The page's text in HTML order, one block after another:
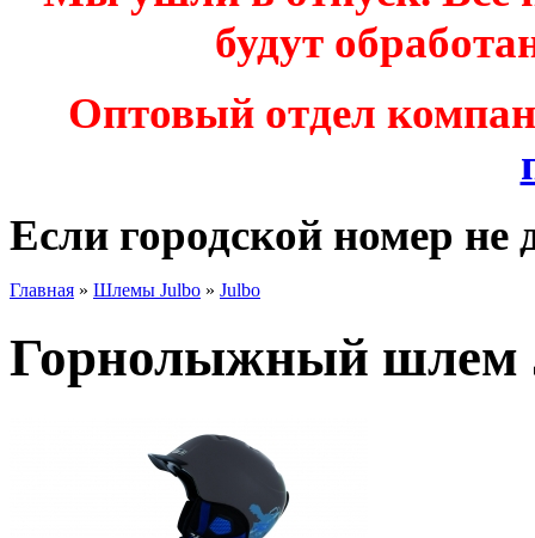
будут
Оптовый отдел
Если городской номер не
Главная » Шлемы Julbo » Julbo
Горнолыжный шлем